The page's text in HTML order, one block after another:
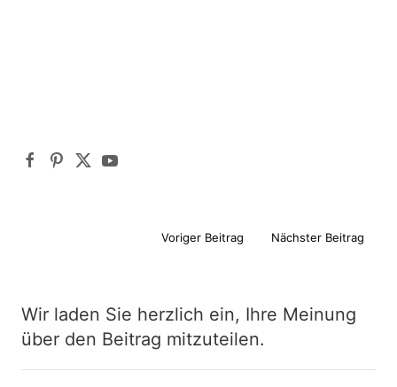
Voriger Beitrag Nächster Beitrag
Wir laden Sie herzlich ein, Ihre Meinung
über den Beitrag mitzuteilen.